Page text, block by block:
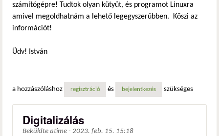
számítógépre! Tudtok olyan kütyüt, és programot Linuxra
amivel megoldhatnám a lehető legegyszerűbben. Köszi az
információt!
Üdv! István
a hozzászóláshoz regisztráció és bejelentkezés szükséges
Digitalizálás
Beküldte atime - 2023. feb. 15. 15:18